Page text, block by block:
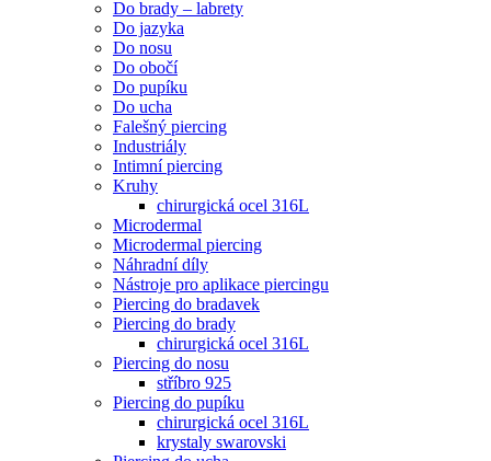
Do brady – labrety
Do jazyka
Do nosu
Do obočí
Do pupíku
Do ucha
Falešný piercing
Industriály
Intimní piercing
Kruhy
chirurgická ocel 316L
Microdermal
Microdermal piercing
Náhradní díly
Nástroje pro aplikace piercingu
Piercing do bradavek
Piercing do brady
chirurgická ocel 316L
Piercing do nosu
stříbro 925
Piercing do pupíku
chirurgická ocel 316L
krystaly swarovski